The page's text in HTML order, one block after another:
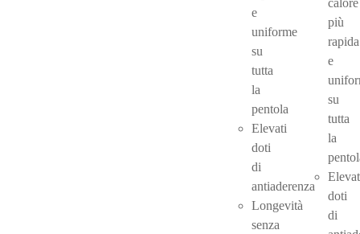
e
uniforme
su
tutta
la
pentola
Elevati
doti
di
antiaderenza
Longevità
senza
più
rapida
e
su
tutta
la
doti
di